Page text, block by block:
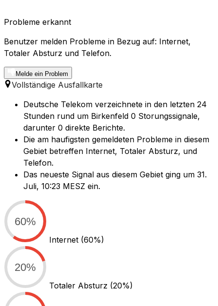
Probleme erkannt
Benutzer melden Probleme in Bezug auf: Internet,
Totaler Absturz und Telefon.
Melde ein Problem
Vollständige Ausfallkarte
Deutsche Telekom verzeichnete in den letzten 24
Stunden rund um Birkenfeld 0 Storungssignale,
darunter 0 direkte Berichte.
Die am haufigsten gemeldeten Probleme in diesem
Gebiet betreffen Internet, Totaler Absturz, und
Telefon.
Das neueste Signal aus diesem Gebiet ging um 31.
Juli, 10:23 MESZ ein.
60%
Internet (60%)
20%
Totaler Absturz (20%)